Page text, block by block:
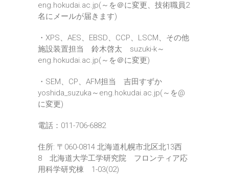
eng.hokudai.ac.jp(～を＠に変更、技術職員2
名にメールが届きます)
・XPS、AES、EBSD、CCP、LSCM、その他
施設装置担当 鈴木啓太 suzuki-k～
eng.hokudai.ac.jp(～を＠に変更)
・SEM、CP、AFM担当 吉田すずか
yoshida_suzuka～eng.hokudai.ac.jp(～を@
に変更)
電話：011-706-6882
住所: 〒060-0814 北海道札幌市北区北13西
8 北海道大学工学研究院 フロンティア応
用科学研究棟 1-03(02)